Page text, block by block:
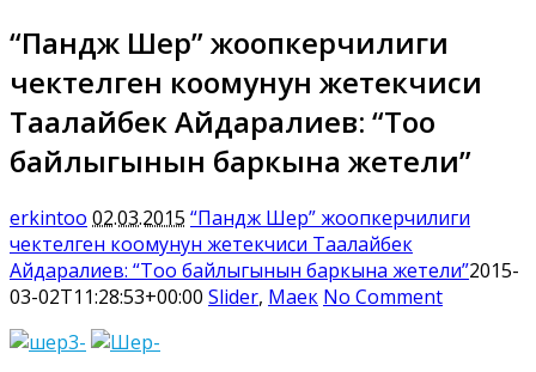
“Пандж Шер” жоопкерчилиги
чектелген коомунун жетекчиси
Таалайбек Айдаралиев: “Тоо
байлыгынын баркына жетели”
erkintoo 02.03.2015 “Пандж Шер” жоопкерчилиги
чектелген коомунун жетекчиси Таалайбек
Айдаралиев: “Тоо байлыгынын баркына жетели”2015-
03-02T11:28:53+00:00 Slider, Маек No Comment